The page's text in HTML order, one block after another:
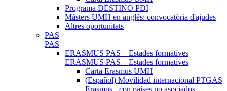
Programa DESTINO PDI
Màsters UMH en anglés: convocatòria d'ajudes
Altres oportunitats
PAS
PAS
ERASMUS PAS – Estades formatives
ERASMUS PAS – Estades formatives
Carta Erasmus UMH
(Español) Movilidad internacional PTGAS
Erasmus+ con países no asociados